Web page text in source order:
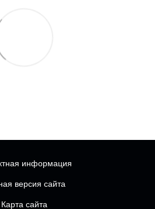
информация
версия сайта
Карта сайта